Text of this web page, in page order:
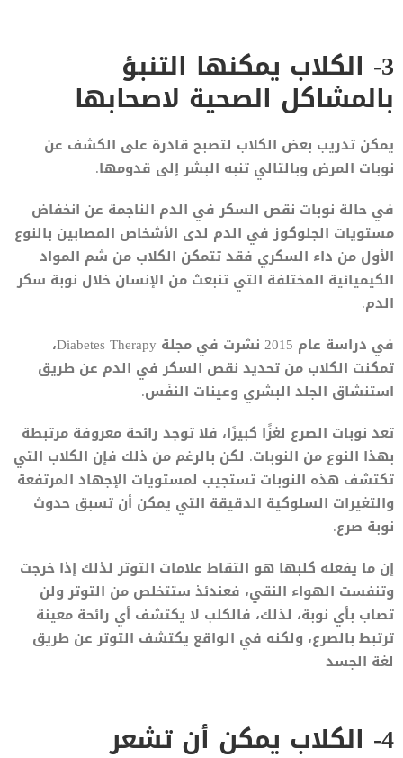
3- الكلاب يمكنها التنبؤ
بالمشاكل الصحية لاصحابها
يمكن تدريب بعض الكلاب لتصبح قادرة على الكشف عن
نوبات المرض وبالتالي تنبه البشر إلى قدومها.
في حالة نوبات نقص السكر في الدم الناجمة عن انخفاض
مستويات الجلوكوز في الدم لدى الأشخاص المصابين بالنوع
الأول من داء السكري فقد تتمكن الكلاب من شم المواد
الكيميائية المختلفة التي تنبعث من الإنسان خلال نوبة سكر
الدم.
في دراسة عام 2015 نشرت في مجلة Diabetes Therapy،
تمكنت الكلاب من تحديد نقص السكر في الدم عن طريق
استنشاق الجلد البشري وعينات النفَس.
تعد نوبات الصرع لغزًا كبيرًا، فلا توجد رائحة معروفة مرتبطة
بهذا النوع من النوبات. لكن بالرغم من ذلك فإن الكلاب التي
تكتشف هذه النوبات تستجيب لمستويات الإجهاد المرتفعة
والتغيرات السلوكية الدقيقة التي يمكن أن تسبق حدوث
نوبة صرع.
إن ما يفعله كلبها هو التقاط علامات التوتر لذلك إذا خرجت
وتنفست الهواء النقي، فعندئذ ستتخلص من التوتر ولن
تصاب بأي نوبة، لذلك، فالكلب لا يكتشف أي رائحة معينة
ترتبط بالصرع، ولكنه في الواقع يكتشف التوتر عن طريق
لغة الجسد
4- الكلاب يمكن أن تشعر